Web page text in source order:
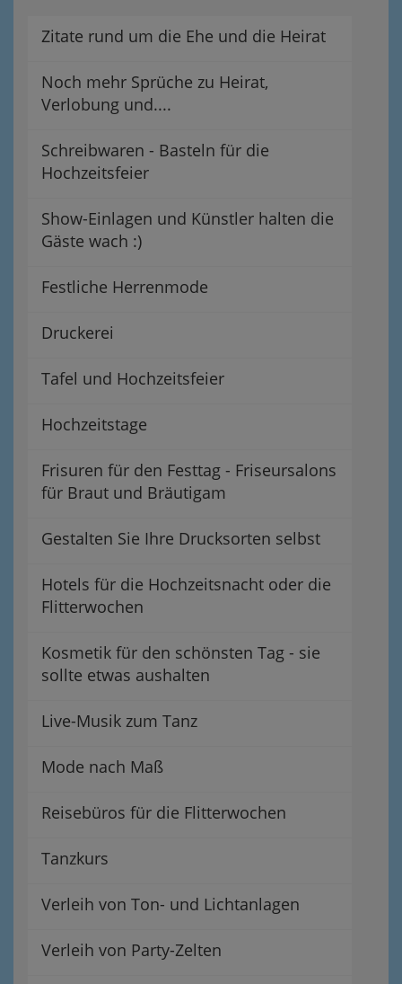
Zitate rund um die Ehe und die Heirat
Noch mehr Sprüche zu Heirat,
Verlobung und....
Schreibwaren - Basteln für die
Hochzeitsfeier
Show-Einlagen und Künstler halten die
Gäste wach :)
Festliche Herrenmode
Druckerei
Tafel und Hochzeitsfeier
Hochzeitstage
Frisuren für den Festtag - Friseursalons
für Braut und Bräutigam
Gestalten Sie Ihre Drucksorten selbst
Hotels für die Hochzeitsnacht oder die
Flitterwochen
Kosmetik für den schönsten Tag - sie
sollte etwas aushalten
Live-Musik zum Tanz
Mode nach Maß
Reisebüros für die Flitterwochen
Tanzkurs
Verleih von Ton- und Lichtanlagen
Verleih von Party-Zelten